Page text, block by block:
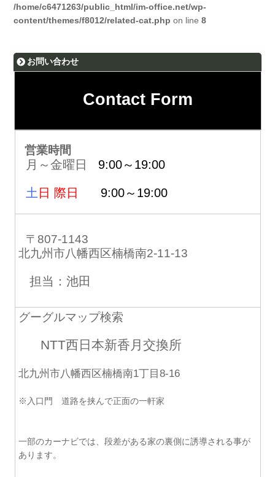
/home/c6471263/public_html/im-office.net/wp-
content/themes/f8012/related-cat.php on line8
お問い合わせ
Contact Form
営業時間
月～金曜日 9:00～19:00
土 日 際日 9:00～19:00
〒807-1143
北九州市八幡西区楠橋南2-11-13
担当：池田
グーグルマップ検索
NTT西日本新香月交換所
北九州市八幡西区楠橋南1丁目8-16
※入口門 道路を挟んで正面の一軒家
一部のカーナビでは、段差がある家の裏側に誘導される事が
あります。